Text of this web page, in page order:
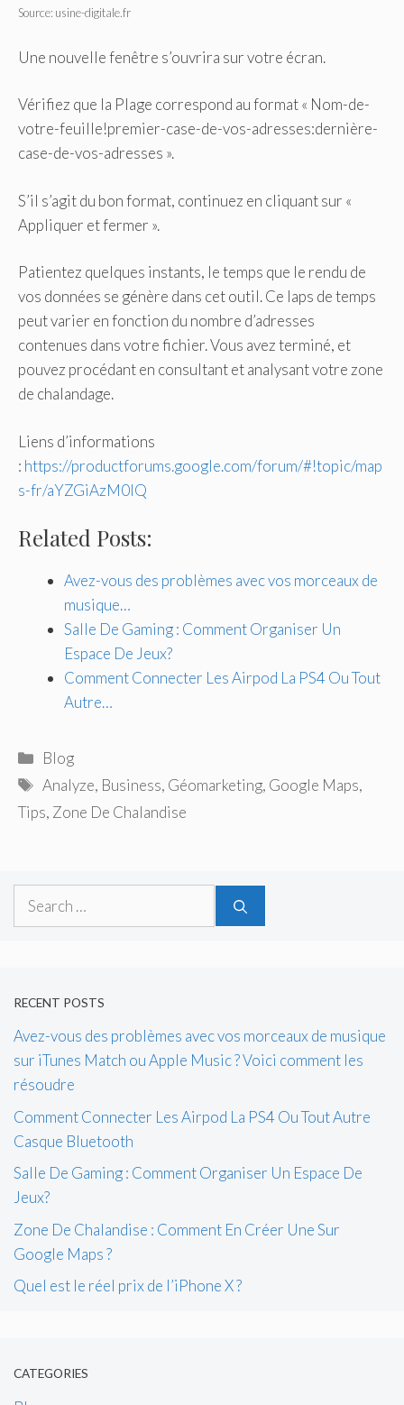
Source: usine-digitale.fr
Une nouvelle fenêtre s’ouvrira sur votre écran.
Vérifiez que la Plage correspond au format « Nom-de-
votre-feuille!premier-case-de-vos-adresses:dernière-
case-de-vos-adresses ».
S’il s’agit du bon format, continuez en cliquant sur «
Appliquer et fermer ».
Patientez quelques instants, le temps que le rendu de
vos données se génère dans cet outil. Ce laps de temps
peut varier en fonction du nombre d’adresses
contenues dans votre fichier. Vous avez terminé, et
pouvez procédant en consultant et analysant votre zone
de chalandage.
Liens d’informations
: https://productforums.google.com/forum/#!topic/map
s-fr/aYZGiAzM0IQ
Related Posts:
Avez-vous des problèmes avec vos morceaux de
musique…
Salle De Gaming : Comment Organiser Un
Espace De Jeux?
Comment Connecter Les Airpod La PS4 Ou Tout
Autre…
Categories
Blog
Tags
Analyze, Business, Géomarketing, Google Maps,
Tips, Zone De Chalandise
Search
RECENT POSTS
Avez-vous des problèmes avec vos morceaux de musique
sur iTunes Match ou Apple Music ? Voici comment les
résoudre
Comment Connecter Les Airpod La PS4 Ou Tout Autre
Casque Bluetooth
Salle De Gaming : Comment Organiser Un Espace De
Jeux?
Zone De Chalandise : Comment En Créer Une Sur
Google Maps ?
Quel est le réel prix de l’iPhone X ?
CATEGORIES